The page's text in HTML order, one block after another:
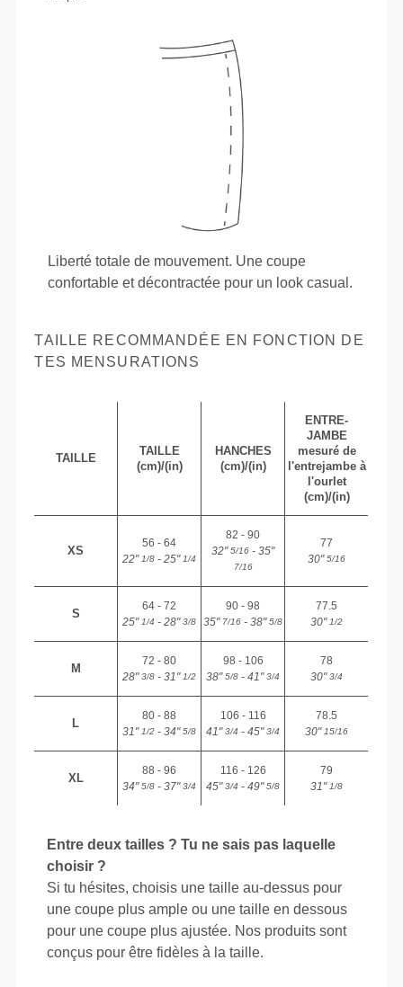
Liberté totale de mouvement. Une coupe
confortable et décontractée pour un look casual.
TAILLE RECOMMANDÉE EN FONCTION DE
TES MENSURATIONS
TAILLE
TAILLE
(cm)/(in)
HANCHES
(cm)/(in)
ENTRE-
JAMBE
mesuré de
l'entrejambe à
l'ourlet
(cm)/(in)
XS
56 - 64
22"1/8 - 25"1/4
82 - 90
32"5/16 - 35"
7/16
77
30"5/16
S
64 - 72
25"1/4 - 28"3/8
90 - 98
35"7/16 - 38"5/8
77.5
30"1/2
M
72 - 80
28"3/8 - 31"1/2
98 - 106
38"5/8 - 41"3/4
78
30"3/4
L
80 - 88
31"1/2 - 34"5/8
106 - 116
41"3/4 - 45"3/4
78.5
30"15/16
XL
88 - 96
34"5/8 - 37"3/4
116 - 126
45"3/4 - 49"5/8
79
31"1/8
Entre deux tailles ? Tu ne sais pas laquelle
choisir ?
Si tu hésites, choisis une taille au-dessus pour
une coupe plus ample ou une taille en dessous
pour une coupe plus ajustée. Nos produits sont
conçus pour être fidèles à la taille.